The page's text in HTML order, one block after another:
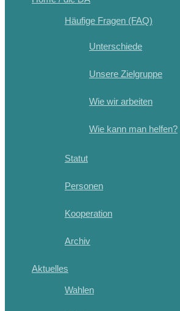
Häufige Fragen (FAQ)
Unterschiede
Unsere Zielgruppe
Wie wir arbeiten
Wie kann man helfen?
Statut
Personen
Kooperation
Archiv
Aktuelles
Wahlen